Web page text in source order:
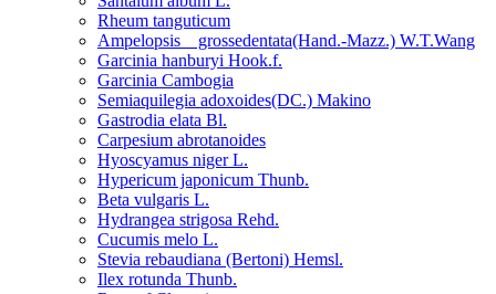
Rheum tanguticum
Ampelopsis grossedentata(Hand.-Mazz.) W.T.Wang
Garcinia hanburyi Hook.f.
Garcinia Cambogia
Semiaquilegia adoxoides(DC.) Makino
Gastrodia elata Bl.
Carpesium abrotanoides
Hyoscyamus niger L.
Hypericum japonicum Thunb.
Beta vulgaris L.
Hydrangea strigosa Rehd.
Cucumis melo L.
Stevia rebaudiana (Bertoni) Hemsl.
Ilex rotunda Thunb.